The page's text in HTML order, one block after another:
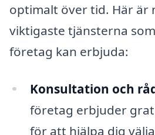
optimalt över tid. Här är
viktigaste tjänsterna
företag kan erbjuda:
Konsultation och
företag erbjuder
för att hjälpa dig